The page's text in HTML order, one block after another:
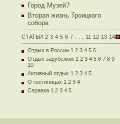
Город Музей?
Вторая жизнь Троицкого
собора
СТАТЬИ 2 3 4 5 6 7 11 12 13 14
Отдых в России 1 2 3 4 5 6
Отдых зарубежом 1 2 3 4 5 6 7 8 9
10
Активный отдых 1 2 3 4 5
О гостиницах 1 2 3 4
Справка 1 2 3 4 5